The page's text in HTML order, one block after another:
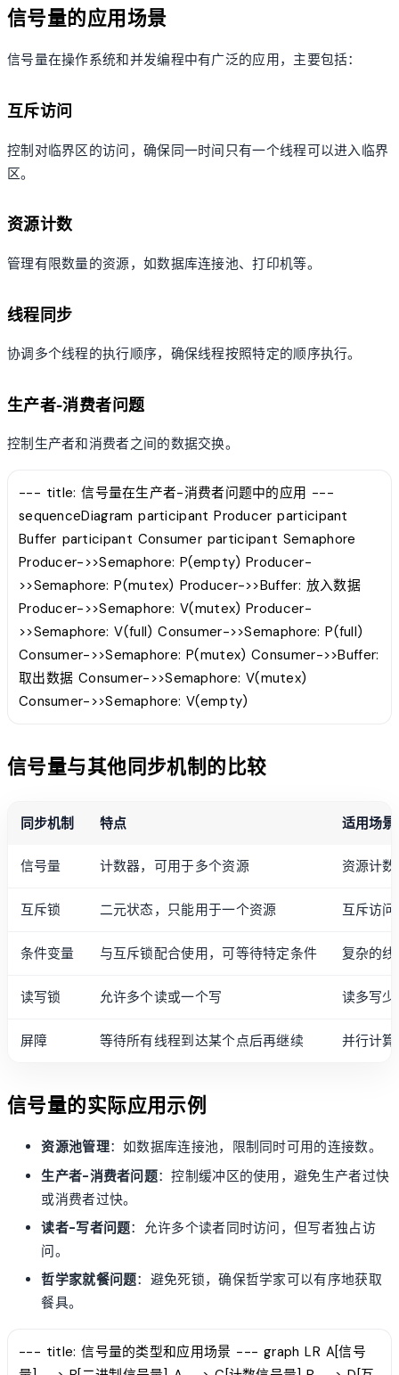
信号量的应用场景
信号量在操作系统和并发编程中有广泛的应用，主要包括：
互斥访问
控制对临界区的访问，确保同一时间只有一个线程可以进入临界
区。
资源计数
管理有限数量的资源，如数据库连接池、打印机等。
线程同步
协调多个线程的执行顺序，确保线程按照特定的顺序执行。
生产者-消费者问题
控制生产者和消费者之间的数据交换。
--- title: 信号量在生产者-消费者问题中的应用 ---
sequenceDiagram participant Producer participant
Buffer participant Consumer participant Semaphore
Producer->>Semaphore: P(empty) Producer-
>>Semaphore: P(mutex) Producer->>Buffer: 放入数据
Producer->>Semaphore: V(mutex) Producer-
>>Semaphore: V(full) Consumer->>Semaphore: P(full)
Consumer->>Semaphore: P(mutex) Consumer->>Buffer:
取出数据 Consumer->>Semaphore: V(mutex)
Consumer->>Semaphore: V(empty)
信号量与其他同步机制的比较
同步机制 特点 适用场景
信号量 计数器，可用于多个资源 资源计
互斥锁 二元状态，只能用于一个资源 互斥访
条件变量 与互斥锁配合使用，可等待特定条件 复杂的
读写锁 允许多个读或一个写 读多写
屏障 等待所有线程到达某个点后再继续 并行计
信号量的实际应用示例
资源池管理：如数据库连接池，限制同时可用的连接数。
生产者-消费者问题：控制缓冲区的使用，避免生产者过快
或消费者过快。
读者-写者问题：允许多个读者同时访问，但写者独占访
问。
哲学家就餐问题：避免死锁，确保哲学家可以有序地获取
餐具。
--- title: 信号量的类型和应用场景 --- graph LR A[信号